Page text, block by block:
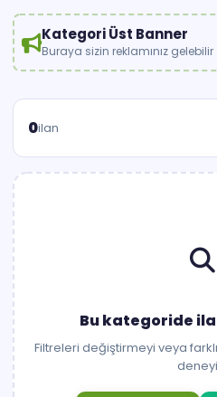
Kategori Üst Banner
Buraya sizin reklamınız gelebilir
0ilan
Bu kategoride
Filtreleri değiştirmeyi veya